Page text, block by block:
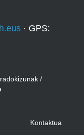
· GPS:
/
Kontaktua